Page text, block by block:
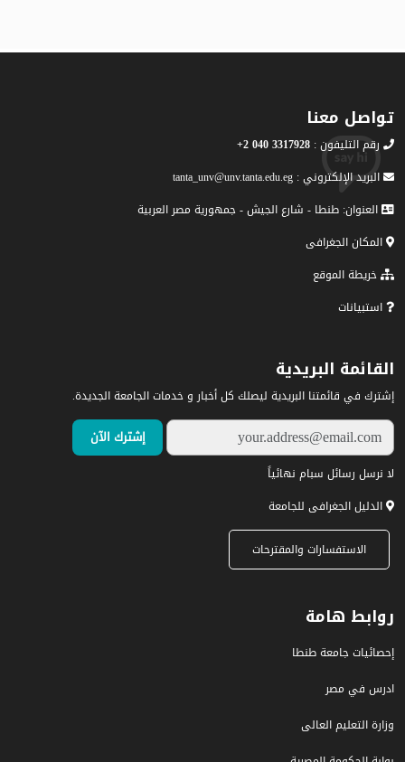
تواصل معنا
رقم التليفون : 3317928 040 2+
البريد الإلكتروني : tanta_unv@unv.tanta.edu.eg
العنوان: طنطا - شارع الجيش - جمهورية مصر العربية
المكان الجغرافى
خريطة الموقع
استبيانات
القائمة البريدية
إشترك في قائمتنا البريدية ليصلك كل أخبار و خدمات الجامعة الجديدة.
لا نرسل رسائل سبام نهائياً
الدليل الجغرافى للجامعة
الاستفسارات والمقترحات
روابط هامة
إحصائيات جامعة طنطا
ادرس في مصر
وزارة التعليم العالى